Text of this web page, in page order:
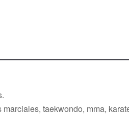
taekwondo, mma,